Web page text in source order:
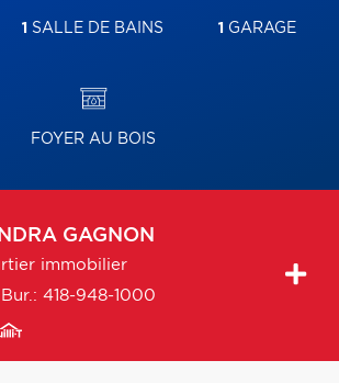
1 SALLE DE BAINS 1 GARAGE
FOYER AU BOIS
GAGNON
immobilier
Bur.: 418-948-1000